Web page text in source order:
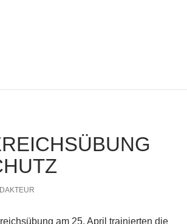
Ilmmünster
am 25. April trainierten die